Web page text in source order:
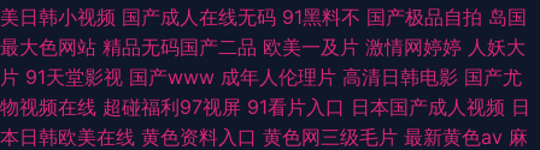
美日韩小视频 国产成人在线无码 91黑料不 国产极品自拍 岛国
最大色网站 精品无码国产二品 欧美一及片 激情网婷婷 人妖大
片 91天堂影视 国产www 成年人伦理片 高清日韩电影 国产尤
物视频在线 超碰福利97视屏 91看片入口 日本国产成人视频 日
本日韩欧美在线 黄色资料入口 黄色网三级毛片 最新黄色av 麻